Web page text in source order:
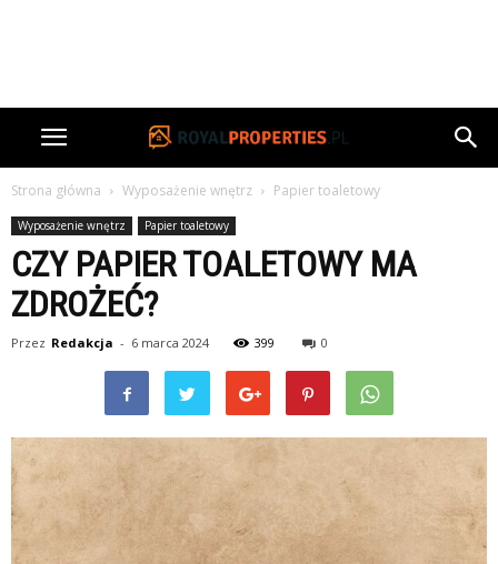
Strona główna Wyposażenie wnętrz Papier toaletowy
Wyposażenie wnętrz Papier toaletowy
CZY PAPIER TOALETOWY MA
ZDROŻEĆ?
Przez Redakcja - 6 marca 2024 399 0